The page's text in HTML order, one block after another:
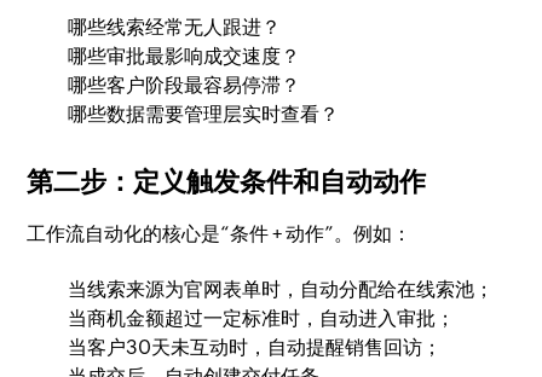
哪些线索经常无人跟进？
哪些审批最影响成交速度？
哪些客户阶段最容易停滞？
哪些数据需要管理层实时查看？
第二步：定义触发条件和自动动作
工作流自动化的核心是“条件 + 动作”。例如：
当线索来源为官网表单时，自动分配给在线索池；
当商机金额超过一定标准时，自动进入审批；
当客户30天未互动时，自动提醒销售回访；